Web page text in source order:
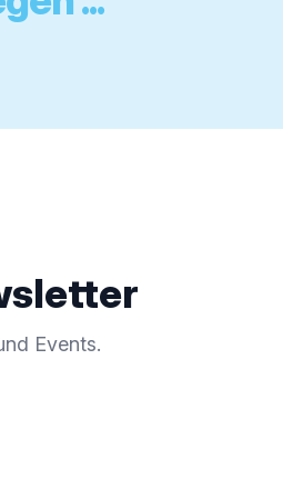
Events.